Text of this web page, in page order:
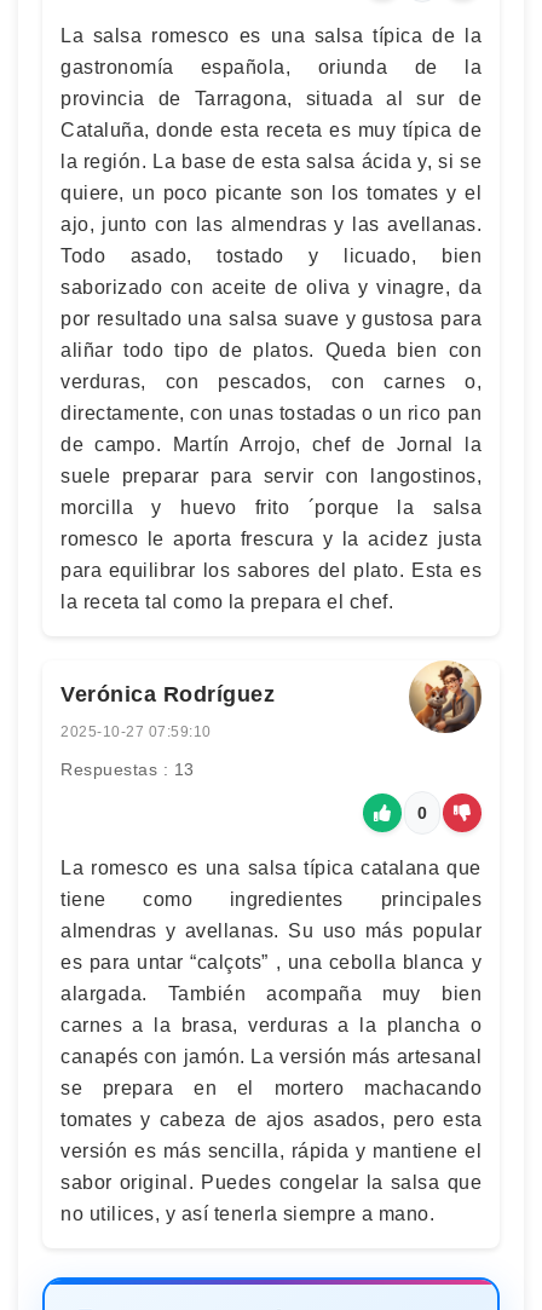
La salsa romesco es una salsa típica de la
gastronomía española, oriunda de la
provincia de Tarragona, situada al sur de
Cataluña, donde esta receta es muy típica de
la región. La base de esta salsa ácida y, si se
quiere, un poco picante son los tomates y el
ajo, junto con las almendras y las avellanas.
Todo asado, tostado y licuado, bien
saborizado con aceite de oliva y vinagre, da
por resultado una salsa suave y gustosa para
aliñar todo tipo de platos. Queda bien con
verduras, con pescados, con carnes o,
directamente, con unas tostadas o un rico pan
de campo. Martín Arrojo, chef de Jornal la
suele preparar para servir con langostinos,
morcilla y huevo frito ´porque la salsa
romesco le aporta frescura y la acidez justa
para equilibrar los sabores del plato. Esta es
la receta tal como la prepara el chef.
Verónica Rodríguez
2025-10-27 07:59:10
Respuestas : 13
0
La romesco es una salsa típica catalana que
tiene como ingredientes principales
almendras y avellanas. Su uso más popular
es para untar “calçots” , una cebolla blanca y
alargada. También acompaña muy bien
carnes a la brasa, verduras a la plancha o
canapés con jamón. La versión más artesanal
se prepara en el mortero machacando
tomates y cabeza de ajos asados, pero esta
versión es más sencilla, rápida y mantiene el
sabor original. Puedes congelar la salsa que
no utilices, y así tenerla siempre a mano.